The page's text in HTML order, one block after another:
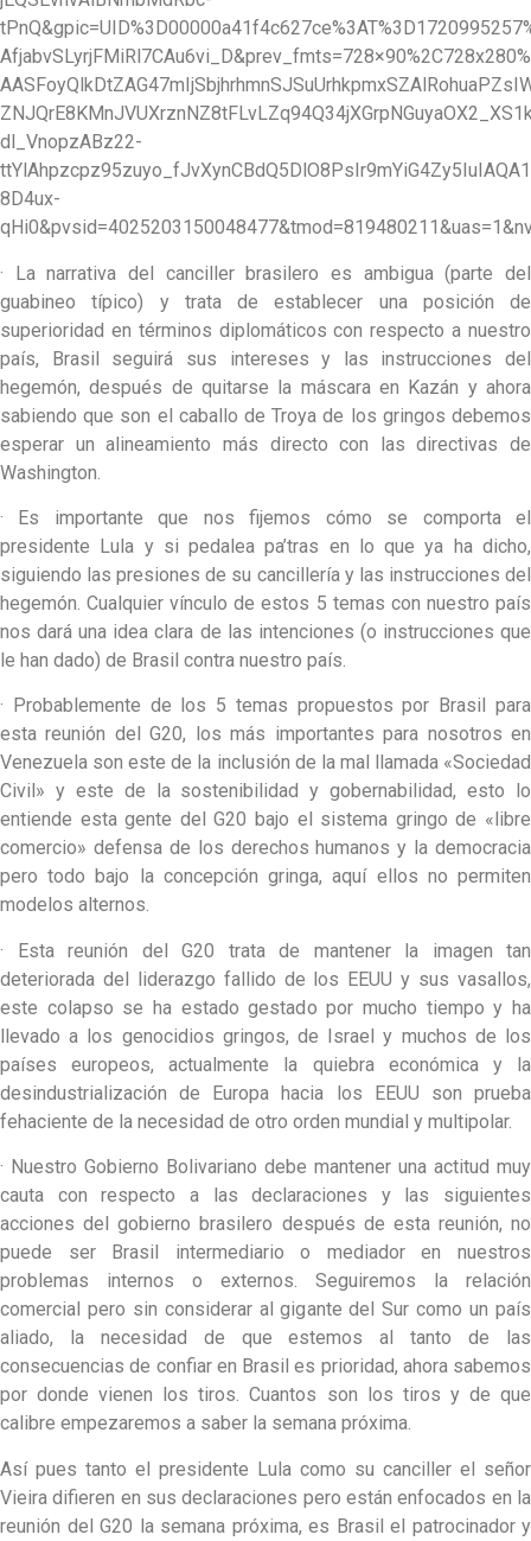
dl_VnopzABz22-
8D4ux-
· La narrativa del canciller brasilero es ambigua (parte del
guabineo típico) y trata de establecer una posición de
superioridad en términos diplomáticos con respecto a nuestro
país, Brasil seguirá sus intereses y las instrucciones del
hegemón, después de quitarse la máscara en Kazán y ahora
sabiendo que son el caballo de Troya de los gringos debemos
esperar un alineamiento más directo con las directivas de
Washington.
· Es importante que nos fijemos cómo se comporta el
presidente Lula y si pedalea pa’tras en lo que ya ha dicho,
siguiendo las presiones de su cancillería y las instrucciones del
hegemón. Cualquier vínculo de estos 5 temas con nuestro país
nos dará una idea clara de las intenciones (o instrucciones que
le han dado) de Brasil contra nuestro país.
· Probablemente de los 5 temas propuestos por Brasil para
esta reunión del G20, los más importantes para nosotros en
Venezuela son este de la inclusión de la mal llamada «Sociedad
Civil» y este de la sostenibilidad y gobernabilidad, esto lo
entiende esta gente del G20 bajo el sistema gringo de «libre
comercio» defensa de los derechos humanos y la democracia
pero todo bajo la concepción gringa, aquí ellos no permiten
modelos alternos.
· Esta reunión del G20 trata de mantener la imagen tan
deteriorada del liderazgo fallido de los EEUU y sus vasallos,
este colapso se ha estado gestado por mucho tiempo y ha
llevado a los genocidios gringos, de Israel y muchos de los
países europeos, actualmente la quiebra económica y la
desindustrialización de Europa hacia los EEUU son prueba
fehaciente de la necesidad de otro orden mundial y multipolar.
· Nuestro Gobierno Bolivariano debe mantener una actitud muy
cauta con respecto a las declaraciones y las siguientes
acciones del gobierno brasilero después de esta reunión, no
puede ser Brasil intermediario o mediador en nuestros
problemas internos o externos. Seguiremos la relación
comercial pero sin considerar al gigante del Sur como un país
aliado, la necesidad de que estemos al tanto de las
consecuencias de confiar en Brasil es prioridad, ahora sabemos
por donde vienen los tiros. Cuantos son los tiros y de que
calibre empezaremos a saber la semana próxima.
Así pues tanto el presidente Lula como su canciller el señor
Vieira difieren en sus declaraciones pero están enfocados en la
reunión del G20 la semana próxima, es Brasil el patrocinador y